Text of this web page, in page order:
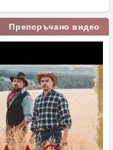
Препоръчано видео